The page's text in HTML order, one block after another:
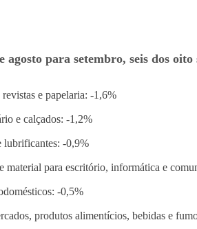
agosto para setembro, seis dos
e papelaria: -1,6%
e calçados: -1,2%
lubrificantes: -0,9%
material para escritório, informática e
-0,5%
produtos alimentícios, bebidas e